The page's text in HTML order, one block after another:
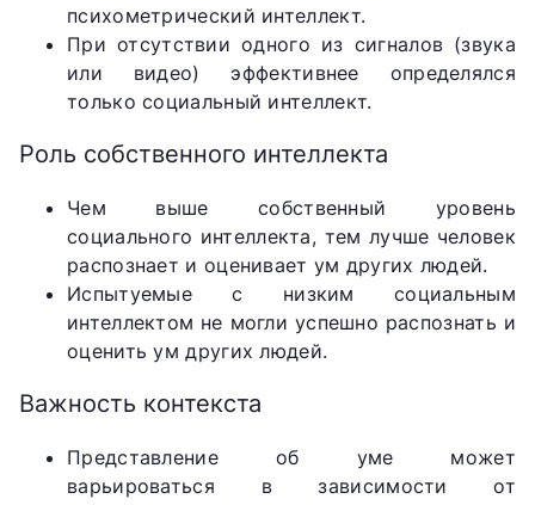
психометрический интеллект.
При отсутствии одного из сигналов (звука
или видео) эффективнее определялся
только социальный интеллект.
Роль собственного интеллекта
Чем выше собственный уровень
социального интеллекта, тем лучше человек
распознает и оценивает ум других людей.
Испытуемые с низким социальным
интеллектом не могли успешно распознать и
оценить ум других людей.
Важность контекста
Представление об уме может
варьироваться в зависимости от